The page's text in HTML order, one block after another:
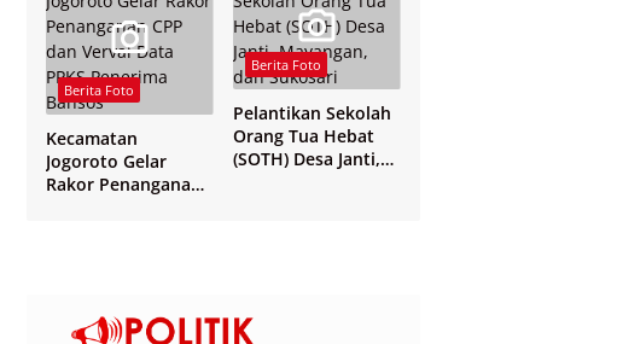
Berita Foto
Kecamatan
Jogoroto Gelar
Rakor Penanganan
Berita Foto
Pelantikan Sekolah
Orang Tua Hebat
(SOTH) Desa Janti,